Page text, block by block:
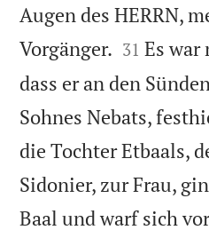
Augen des HERRN,
Vorgänger. 

31 Es war
dass er an den
Sohnes Nebats,
die Tochter Etbaals,
Sidonier, zur Frau,
Baal und warf sich